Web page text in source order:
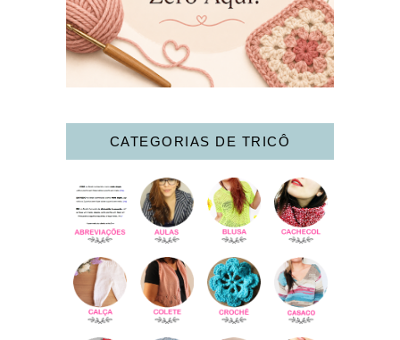
CATEGORIAS DE TRICÔ